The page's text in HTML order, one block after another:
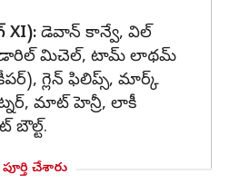
XI): డెవాన్ కాన్వే, విల్
డారిల్ మిచెల్, టామ్ లాథమ్
గ్లెన్ ఫిలిప్స్, మార్క్
మాట్ హెన్రీ, లాకీ
బౌల్ట్.
పూర్తి చేశారు